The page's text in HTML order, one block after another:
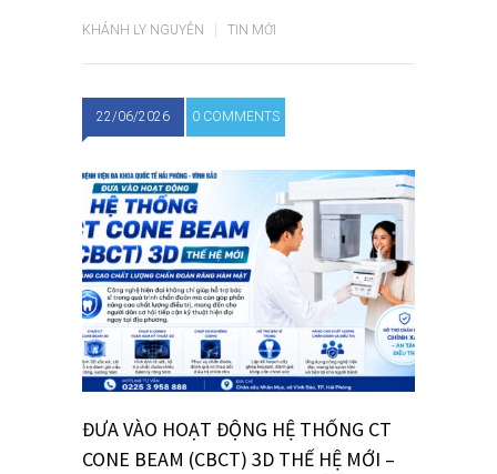
KHÁNH LY NGUYỄN TIN MỚI
22/06/2026 0 COMMENTS
ĐƯA VÀO HOẠT ĐỘNG HỆ THỐNG CT
CONE BEAM (CBCT) 3D THẾ HỆ MỚI –